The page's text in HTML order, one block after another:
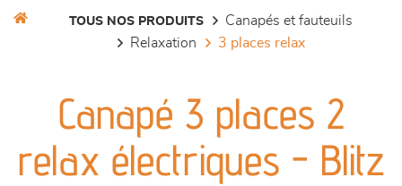
séjours
meubles de complément
TOUS NOS PRODUITS
canapés et fauteuils
relaxation
3 places relax
Canapé 3 places 2
relax électriques - Blitz